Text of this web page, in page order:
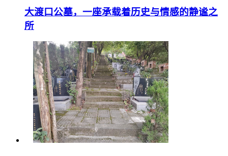
大渡口公墓，一座承载着历史与情感的静谧之
所